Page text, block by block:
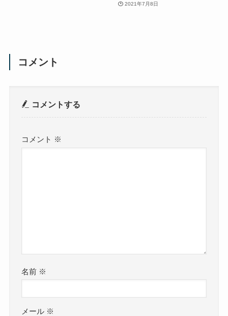
2021年7月8日
コメント
コメントする
コメント ※
名前 ※
メール ※